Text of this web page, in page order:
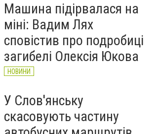
Машина підірвалася на
міні: Вадим Лях
сповістив про подробиці
загибелі Олексія Юкова
НОВИНИ
У Слов'янську
скасовують частину